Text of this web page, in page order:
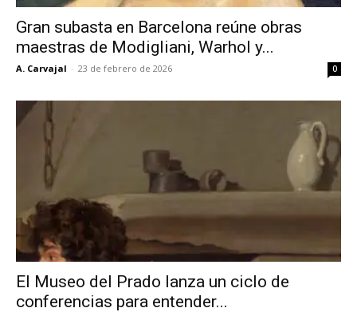
Gran subasta en Barcelona reúne obras
maestras de Modigliani, Warhol y...
A. Carvajal - 23 de febrero de 2026 0
El Museo del Prado lanza un ciclo de
conferencias para entender...